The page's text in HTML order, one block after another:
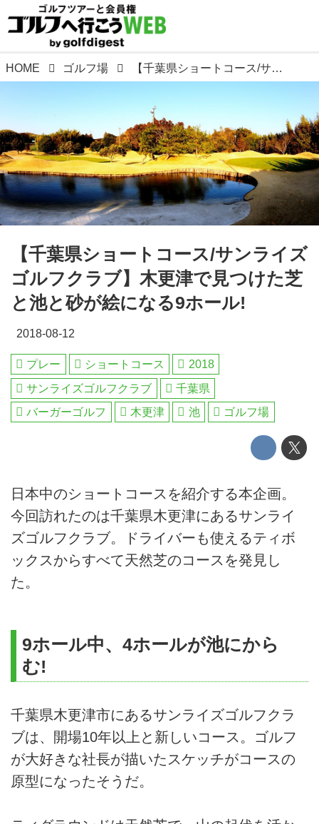
HOME ゴルフ場 【千葉県ショートコース/サンライズゴルフクラブ】木更津で見つけた芝と池と砂が絵になる9ホール!
【千葉県ショートコース/サンライズ
ゴルフクラブ】木更津で見つけた芝
と池と砂が絵になる9ホール!
2018-08-12
プレー ショートコース
2018
サンライズゴルフクラブ
千葉県
バーガーゴルフ
木更津 池 ゴルフ場
日本中のショートコースを紹介する本企画。
今回訪れたのは千葉県木更津にあるサンライ
ズゴルフクラブ。ドライバーも使えるティボ
ックスからすべて天然芝のコースを発見し
た。
9ホール中、4ホールが池にから
む!
千葉県木更津市にあるサンライズゴルフクラ
ブは、開場10年以上と新しいコース。ゴルフ
が大好きな社長が描いたスケッチがコースの
原型になったそうだ。